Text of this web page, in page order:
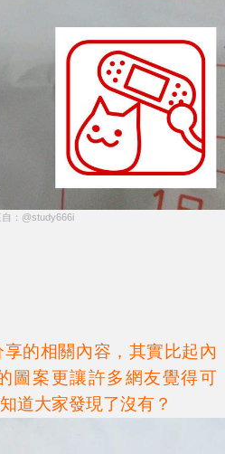
自：@study666i
的相關內容，其實比起內
圖案更讓許多網友覺得可
道大家發現了沒有？